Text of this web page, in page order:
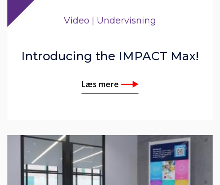
Video | Undervisning
Introducing the IMPACT Max!
Læs mere